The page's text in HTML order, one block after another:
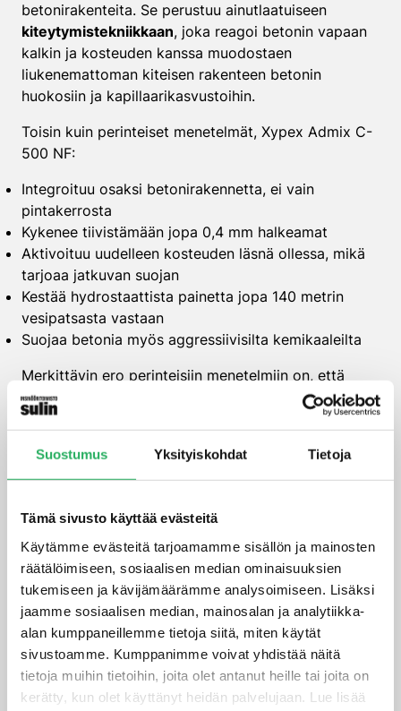
Suostumus Yksityiskohdat Tietoja
Tämä sivusto käyttää evästeitä
Käytämme evästeitä tarjoamamme sisällön ja mainosten
räätälöimiseen, sosiaalisen median ominaisuuksien
tukemiseen ja kävijämäärämme analysoimiseen. Lisäksi
jaamme sosiaalisen median, mainosalan ja analytiikka-
alan kumppaneillemme tietoja siitä, miten käytät
sivustoamme. Kumppanimme voivat yhdistää näitä
tietoja muihin tietoihin, joita olet antanut heille tai joita on
kerätty, kun olet käyttänyt heidän palvelujaan. Lue lisää
betonirakenteita. Se perustuu ainutlaatuiseen
kiteytymistekniikkaan, joka reagoi betonin vapaan
kalkin ja kosteuden kanssa muodostaen
liukenemattoman kiteisen rakenteen betonin
huokosiin ja kapillaarikasvustoihin.
Toisin kuin perinteiset menetelmät, Xypex Admix C-
500 NF:
Integroituu osaksi betonirakennetta, ei vain
pintakerrosta
Kykenee tiivistämään jopa 0,4 mm halkeamat
Aktivoituu uudelleen kosteuden läsnä ollessa, mikä
tarjoaa jatkuvan suojan
Kestää hydrostaattista painetta jopa 140 metrin
vesipatsasta vastaan
Suojaa betonia myös aggressiivisilta kemikaaleilta
Merkittävin ero perinteisiin menetelmiin on, että
Xypex toimii betonin sisällä, ei pinnalla. Näin ollen se
ei ole altis mekaanisille vaurioille tai kulumiselle.
rakenteen käyttöikää, mikä tekee siitä
kustannustehokkaan pitkällä aikavälillä.
Miten Xypex Admix C-500
NF asennetaan rakenteisiin?
Xypex Admix C-500 NF:n asennus on huomattavasti
yksinkertaisempaa kuin perinteisten
vedeneristysmenetelmien. Se lisätään suoraan
betonimassaanvalmistusvaiheessa, jolloin erillistä
vedeneristyskerrosta ei tarvita. Asennus tapahtuu
seuraavasti: